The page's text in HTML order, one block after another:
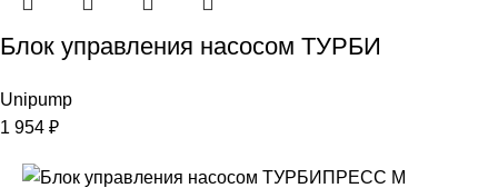
Блок управления насосом ТУРБИ
Unipump
1 954 ₽